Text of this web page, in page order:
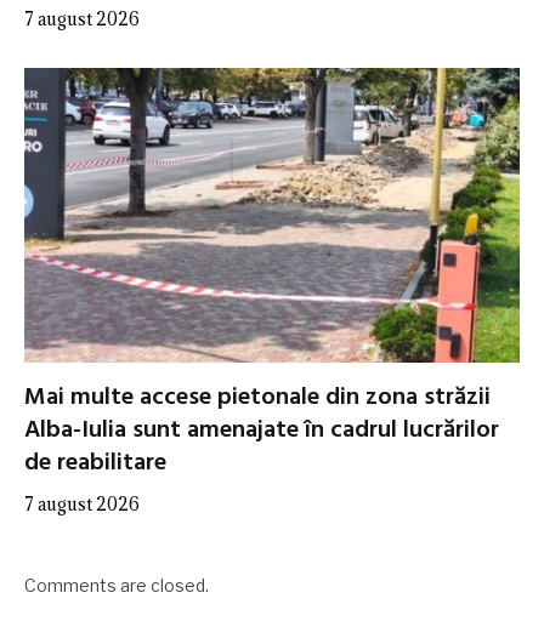
7 august 2026
Mai multe accese pietonale din zona străzii
Alba-Iulia sunt amenajate în cadrul lucrărilor
de reabilitare
7 august 2026
Comments are closed.